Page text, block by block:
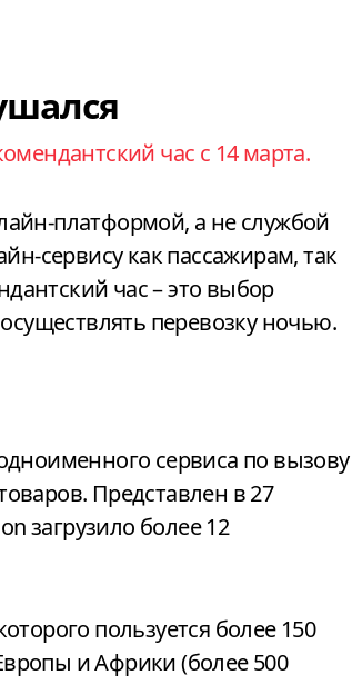
час с 14 марта.
платформой, а не службой
сервису как пассажирам, так
час – это выбор
перевозку ночью.
сервиса по вызову
Представлен в 27
загрузило более 12
пользуется более 150
и Африки (более 500